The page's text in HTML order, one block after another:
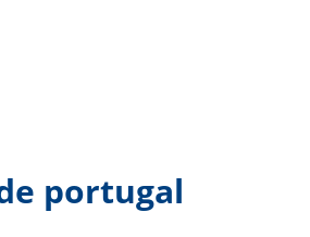
portugal